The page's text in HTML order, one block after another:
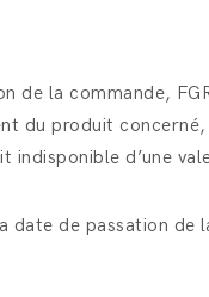
la commande,
du produit
d’une
de passation